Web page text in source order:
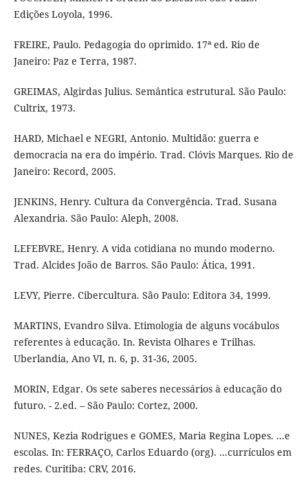
Edições Loyola, 1996.
FREIRE, Paulo. Pedagogia do oprimido. 17ª ed. Rio de
Janeiro: Paz e Terra, 1987.
GREIMAS, Algirdas Julius. Semântica estrutural. São Paulo:
Cultrix, 1973.
HARD, Michael e NEGRI, Antonio. Multidão: guerra e
democracia na era do império. Trad. Clóvis Marques. Rio de
Janeiro: Record, 2005.
JENKINS, Henry. Cultura da Convergência. Trad. Susana
Alexandria. São Paulo: Aleph, 2008.
LEFEBVRE, Henry. A vida cotidiana no mundo moderno.
Trad. Alcides João de Barros. São Paulo: Ática, 1991.
LEVY, Pierre. Cibercultura. São Paulo: Editora 34, 1999.
MARTINS, Evandro Silva. Etimologia de alguns vocábulos
referentes à educação. In. Revista Olhares e Trilhas.
Uberlandia, Ano VI, n. 6, p. 31-36, 2005.
MORIN, Edgar. Os sete saberes necessários à educação do
futuro. - 2.ed. – São Paulo: Cortez, 2000.
NUNES, Kezia Rodrigues e GOMES, Maria Regina Lopes. ...e
escolas. In: FERRAÇO, Carlos Eduardo (org). ...currículos em
redes. Curitiba: CRV, 2016.